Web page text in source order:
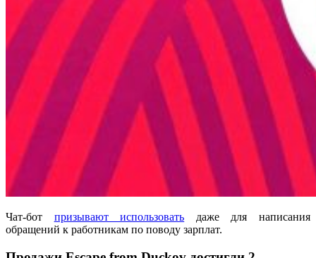
Чат-бот призывают использовать даже для написания
обращений к работникам по поводу зарплат.